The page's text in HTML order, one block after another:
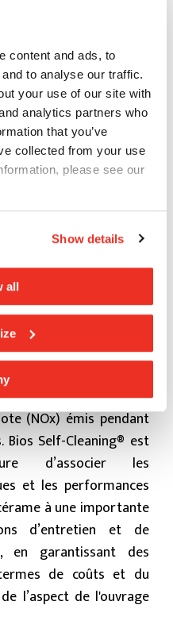
content and ads, to
to analyse our traffic.
your use of our site with
analytics partners who
that you’ve
collected from your use
please see our
Show details
all
cérame qui purifie
Bios Self-Cleaning ®de
pour la réalisation de
ventilées
à celles
en milieu urbain. En ce
des NOx, les
Bios Self-Cleaning®
appréciable dans
l’environnement des
qu’une façade de
Bios Self-Cleaning® a
comparable à celle
terrain de football, ou
(NOx) émis pendant
Bios Self-Cleaning® est
d’associer les
et les performances
à une importante
d’entretien et de
en garantissant des
de coûts et du
l’aspect de l'ouvrage